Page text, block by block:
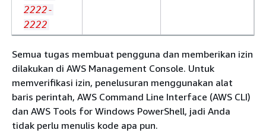
2222-
2222
Semua tugas membuat pengguna dan memberikan izin
dilakukan di AWS Management Console. Untuk
memverifikasi izin, penelusuran menggunakan alat
baris perintah, AWS Command Line Interface (AWS CLI)
dan AWS Tools for Windows PowerShell, jadi Anda
tidak perlu menulis kode apa pun.